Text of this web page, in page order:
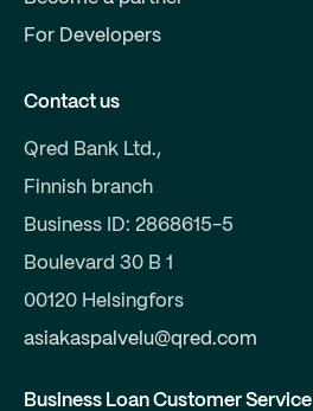
For Developers
Contact us
Qred Bank Ltd.,
Finnish branch
Business ID: 2868615-5
Boulevard 30 B 1
00120 Helsingfors
asiakaspalvelu@qred.com
Business Loan Customer Service